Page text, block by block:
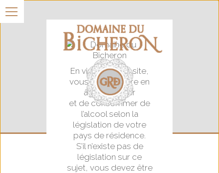
En visitant notre site,
vous certifiez être en
âge d’acheter
et de consommer de
l’alcool selon la
législation de votre
pays de résidence.
S’il n’existe pas de
législation sur ce
sujet, vous devez être